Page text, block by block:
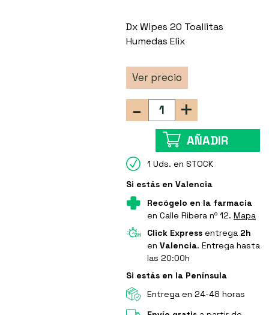
Dx Wipes 20 Toallitas
Humedas Elix
Ver precio
+
-
AÑADIR
1 Uds. en STOCK
Si estás en Valencia
Recógelo en la farmacia
en Calle Ribera nº 12. Mapa
Click Expressentrega 2h
en Valencia. Entrega hasta
las 20:00h
Si estás en la Península
Entrega en 24-48 horas